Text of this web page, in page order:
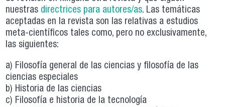
nuestras directrices para autores/as. Las temáticas
aceptadas en la revista son las relativas a estudios
meta-científicos tales como, pero no exclusivamente,
las siguientes:
a) Filosofía general de las ciencias y filosofía de las
ciencias especiales
b) Historia de las ciencias
c) Filosofía e historia de la tecnología